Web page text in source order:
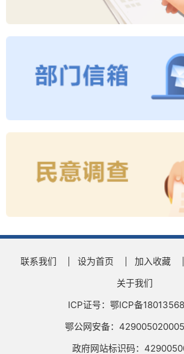
联系我们 设为首页 加入收藏
关于我们
ICP证号：鄂ICP备
鄂公网安备：
政府网站标识码：